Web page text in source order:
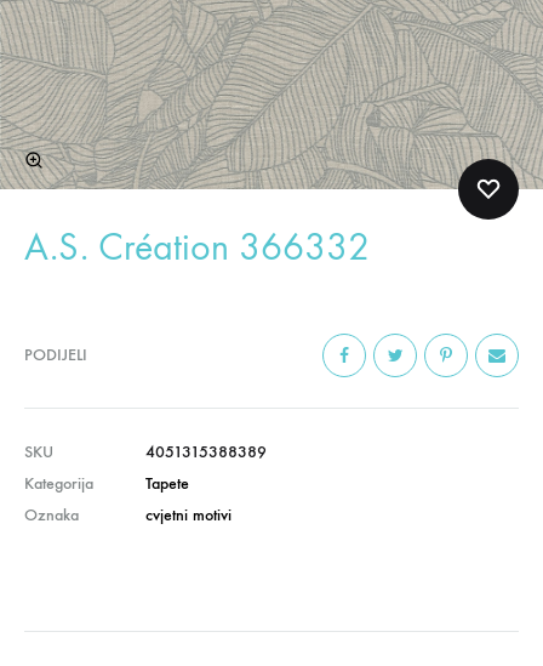
A.S. Création 366332
PODIJELI
SKU
4051315388389
Kategorija
Tapete
Oznaka
cvjetni motivi